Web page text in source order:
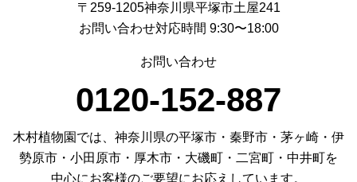
〒259-1205神奈川県平塚市土屋241
お問い合わせ対応時間 9:30〜18:00
お問い合わせ
0120-152-887
木村植物園では、神奈川県の平塚市・秦野市・茅ヶ崎・伊
勢原市・小田原市・厚木市・大磯町・二宮町・中井町を
中心にお客様のご要望にお応えしています。